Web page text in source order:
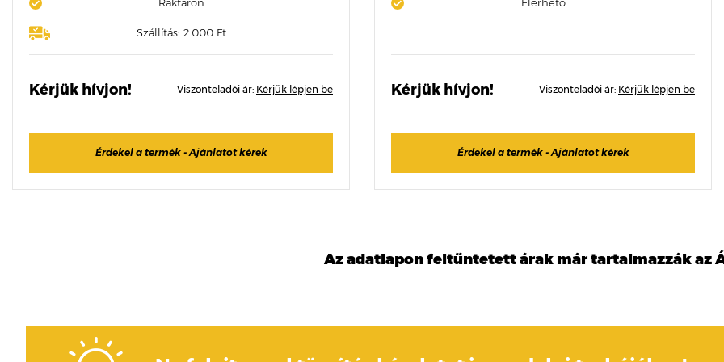
Szállítás: 2.000 Ft
Kérjük hívjon! Viszonteladói ár: Kérjük lépjen be
Érdekel a termék - Ajánlatot kérek
Kérjük hívjon! Viszonteladói ár: Kérjük lépjen be
Érdekel a termék - Ajánlatot kérek
Az adatlapon feltűntetett árak már tartalmazzák az